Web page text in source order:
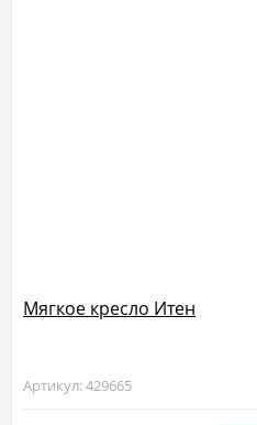
Мягкое кресло Итен
Артикул: 429665